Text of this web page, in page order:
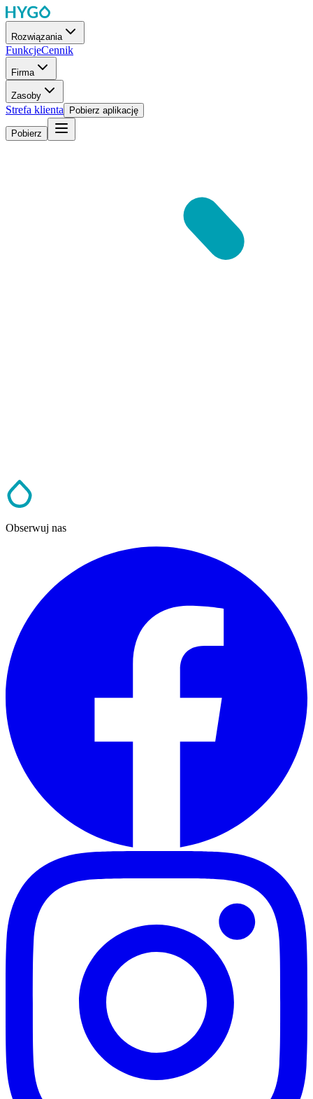
Rozwiązania
FunkcjeCennik
Firma
Zasoby
Strefa klienta Pobierz aplikację
Pobierz
Obserwuj nas